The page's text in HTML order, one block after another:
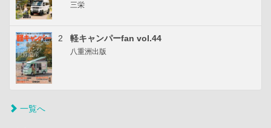
三栄
2 軽キャンパーfan vol.44
八重洲出版
一覧へ